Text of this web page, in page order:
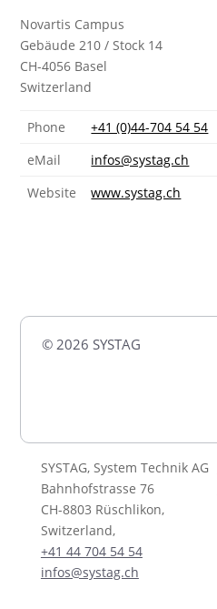
Novartis Campus
Gebäude 210 / Stock 14
CH-4056 Basel
Switzerland
Phone
+41 (0)44-704 54 54
eMail
infos@systag.ch
Website
www.systag.ch
© 2026 SYSTAG
SYSTAG, System Technik AG
Bahnhofstrasse 76
CH-8803 Rüschlikon,
Switzerland,
+41 44 704 54 54
infos@systag.ch